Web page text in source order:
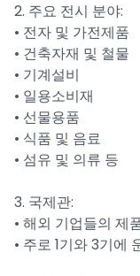
2. 주요 전시 분야:
• 전자 및 가전제품
• 건축자재 및 철물
• 기계설비
• 일용소비재
• 선물용품
• 식품 및 음료
• 섬유 및 의류 등
3. 국제관:
• 해외 기업들의 제
• 주로 1기와 3기에